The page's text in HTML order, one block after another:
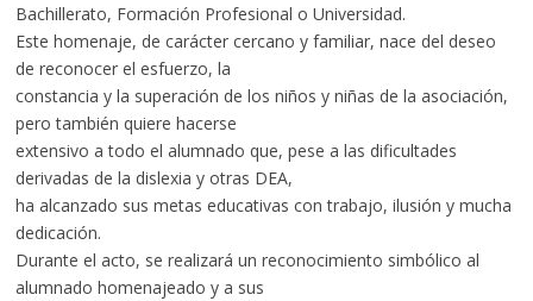
Bachillerato, Formación Profesional o Universidad.
Este homenaje, de carácter cercano y familiar, nace del deseo
de reconocer el esfuerzo, la
constancia y la superación de los niños y niñas de la asociación,
pero también quiere hacerse
extensivo a todo el alumnado que, pese a las dificultades
derivadas de la dislexia y otras DEA,
ha alcanzado sus metas educativas con trabajo, ilusión y mucha
dedicación.
Durante el acto, se realizará un reconocimiento simbólico al
alumnado homenajeado y a sus